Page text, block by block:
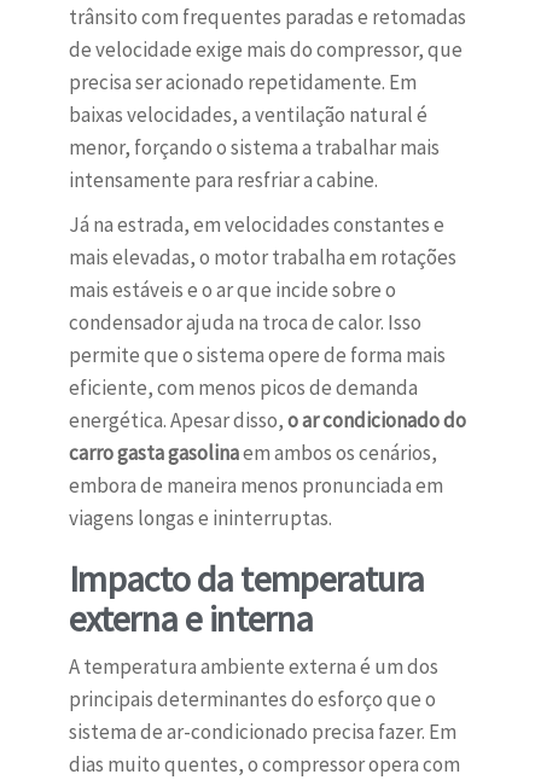
trânsito com frequentes paradas e retomadas
de velocidade exige mais do compressor, que
precisa ser acionado repetidamente. Em
baixas velocidades, a ventilação natural é
menor, forçando o sistema a trabalhar mais
intensamente para resfriar a cabine.
Já na estrada, em velocidades constantes e
mais elevadas, o motor trabalha em rotações
mais estáveis e o ar que incide sobre o
condensador ajuda na troca de calor. Isso
permite que o sistema opere de forma mais
eficiente, com menos picos de demanda
energética. Apesar disso,o ar condicionado do
carro gasta gasolinaem ambos os cenários,
embora de maneira menos pronunciada em
viagens longas e ininterruptas.
Impacto da temperatura
externa e interna
A temperatura ambiente externa é um dos
principais determinantes do esforço que o
sistema de ar-condicionado precisa fazer. Em
dias muito quentes, o compressor opera com